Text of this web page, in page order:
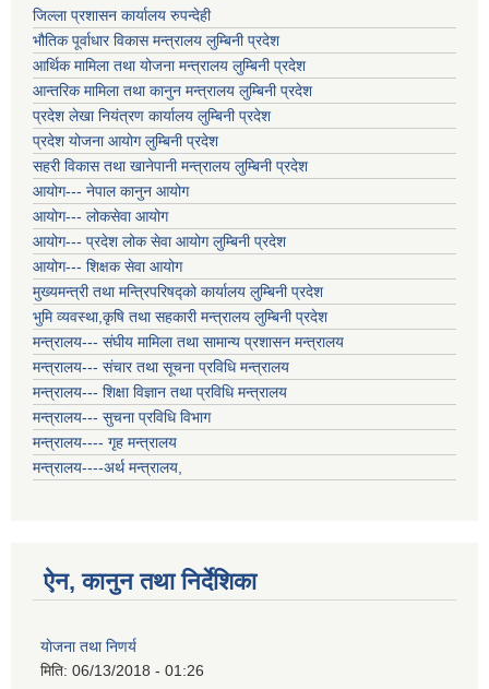
जिल्ला प्रशासन कार्यालय रुपन्देही
भौतिक पूर्वाधार विकास मन्त्रालय लुम्बिनी प्रदेश
आर्थिक मामिला तथा योजना मन्त्रालय लुम्बिनी प्रदेश
आन्तरिक मामिला तथा कानुन मन्त्रालय लुम्बिनी प्रदेश
प्रदेश लेखा नियंत्रण कार्यालय लुम्बिनी प्रदेश
प्रदेश योजना आयोग लुम्बिनी प्रदेश
सहरी विकास तथा खानेपानी मन्त्रालय लुम्बिनी प्रदेश
आयोग--- नेपाल कानुन आयोग
आयोग--- लोकसेवा आयोग
आयोग--- प्रदेश लोक सेवा आयोग लुम्बिनी प्रदेश
आयोग--- शिक्षक सेवा आयोग
मुख्यमन्त्री तथा मन्त्रिपरिषद्को कार्यालय लुम्बिनी प्रदेश
भुमि व्यवस्था,कृषि तथा सहकारी मन्त्रालय लुम्बिनी प्रदेश
मन्त्रालय--- संघीय मामिला तथा सामान्य प्रशासन मन्त्रालय
मन्त्रालय--- संचार तथा सूचना प्रविधि मन्त्रालय
मन्त्रालय--- शिक्षा विज्ञान तथा प्रविधि मन्त्रालय
मन्त्रालय--- सुचना प्रविधि विभाग
मन्त्रालय---- गृह मन्त्रालय
मन्त्रालय----अर्थ मन्त्रालय,
ऐन, कानुन तथा निर्देशिका
याेजना तथा निणर्य
मिति: 06/13/2018 - 01:26